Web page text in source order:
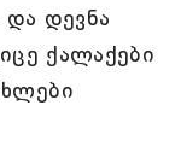
და დევნა
ქალაქები